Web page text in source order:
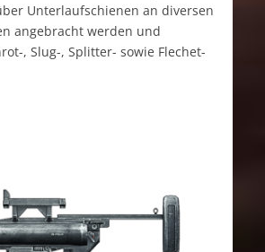
Unterlaufschienen an diversen
angebracht werden und
, Slug-, Splitter- sowie Flechet-